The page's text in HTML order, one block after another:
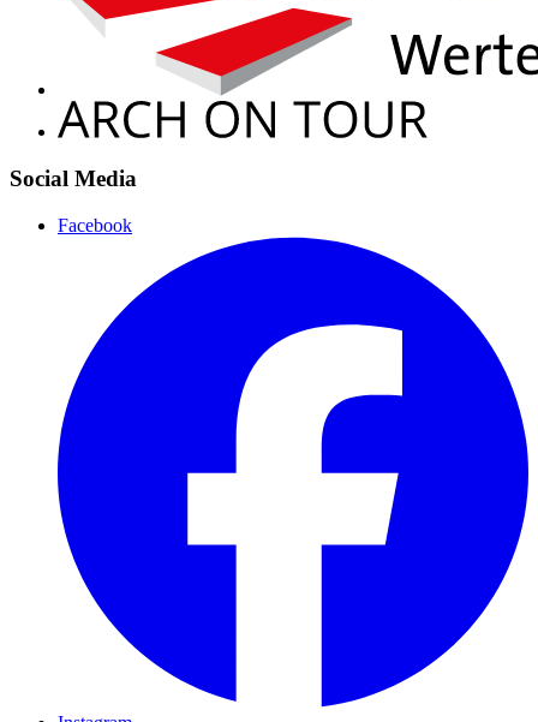
Social Media
Facebook